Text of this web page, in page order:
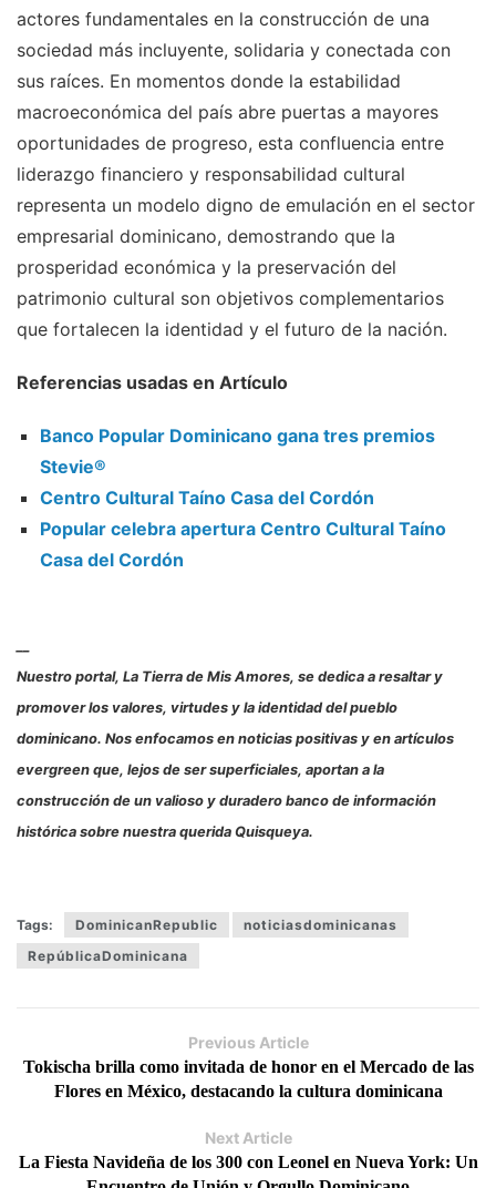
actores fundamentales en la construcción de una
sociedad más incluyente, solidaria y conectada con
sus raíces. En momentos donde la estabilidad
macroeconómica del país abre puertas a mayores
oportunidades de progreso, esta confluencia entre
liderazgo financiero y responsabilidad cultural
representa un modelo digno de emulación en el sector
empresarial dominicano, demostrando que la
prosperidad económica y la preservación del
patrimonio cultural son objetivos complementarios
que fortalecen la identidad y el futuro de la nación.
Referencias usadas en Artículo
Banco Popular Dominicano gana tres premios
Stevie®
Centro Cultural Taíno Casa del Cordón
Popular celebra apertura Centro Cultural Taíno
Casa del Cordón
Nuestro portal, La Tierra de Mis Amores, se dedica a resaltar y
promover los valores, virtudes y la identidad del pueblo
dominicano. Nos enfocamos en noticias positivas y en artículos
evergreen que, lejos de ser superficiales, aportan a la
construcción de un valioso y duradero banco de información
histórica sobre nuestra querida Quisqueya.
Tags: DominicanRepublic
noticiasdominicanas
RepúblicaDominicana
Previous Article
Tokischa brilla como invitada de honor en el Mercado de las
Flores en México, destacando la cultura dominicana
Next Article
La Fiesta Navideña de los 300 con Leonel en Nueva York: Un